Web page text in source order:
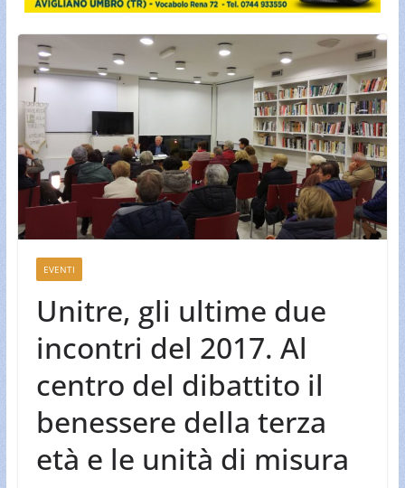
EVENTI
Unitre, gli ultime due
incontri del 2017. Al
centro del dibattito il
benessere della terza
età e le unità di misura